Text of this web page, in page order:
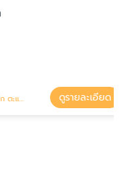
ดูรายละเอียด